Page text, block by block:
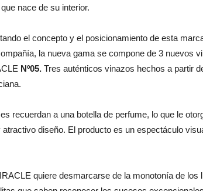
nace de su interior.
el concepto y el posicionamiento de esta
la nueva gama se compone de 3 nuevos
Nº05. Tres auténticos vinazos hechos a partir
recuerdan a una botella de perfume, lo que le
diseño. El producto es un espectáculo
quiere desmarcarse de la monotonía de los